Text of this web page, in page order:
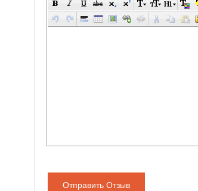
Отправить Отзыв